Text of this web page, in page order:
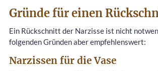
Gründe für einen
Ein Rückschnitt der Narzisse ist nicht
folgenden Gründen aber empfehlenswert:
Narzissen für die Vase